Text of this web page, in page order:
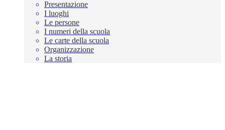
Presentazione
I luoghi
Le persone
I numeri della scuola
Le carte della scuola
Organizzazione
La storia